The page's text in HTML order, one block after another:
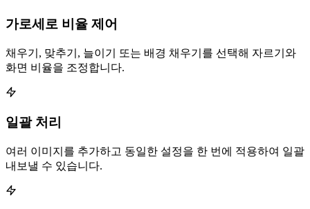
가로세로 비율 제어
채우기, 맞추기, 늘이기 또는 배경 채우기를 선택해 자르기와
화면 비율을 조정합니다.
일괄 처리
여러 이미지를 추가하고 동일한 설정을 한 번에 적용하여 일괄
내보낼 수 있습니다.